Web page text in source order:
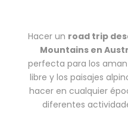
Hacer un road trip
Mountains en
perfecta para los
libre y los paisajes
hacer en cualquier
diferentes